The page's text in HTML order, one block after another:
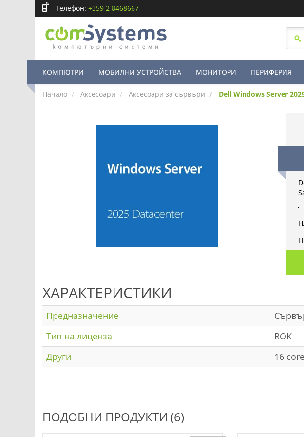
Телефон: +359 2 8468667
КОМПЮТРИ МОБИЛНИ УСТРОЙСТВА МОНИТОРИ ПЕРИФЕРИЯ
Начало Аксесоари Аксесоари за сървъри Dell Windows Server
ХАРАКТЕРИСТИКИ
Предназначение
Тип на лиценза
ROK
Други
16
ПОДОБНИ ПРОДУКТИ (6)